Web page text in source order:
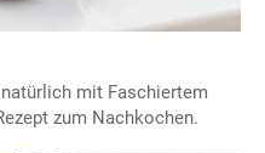
mit Faschiertem
zum Nachkochen.